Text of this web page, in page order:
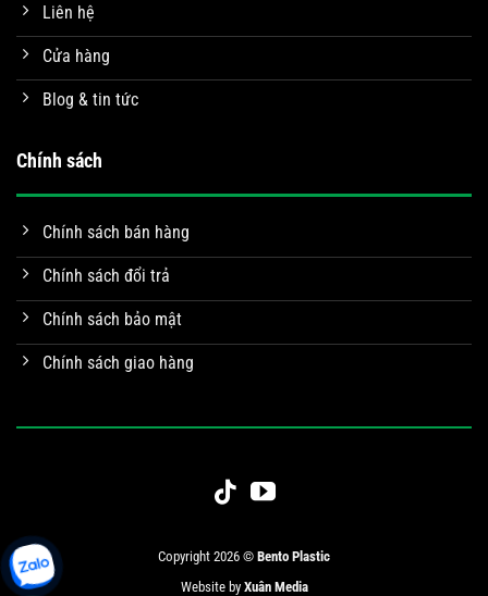
Liên hệ
Cửa hàng
Blog & tin tức
Chính sách
Chính sách bán hàng
Chính sách đổi trả
Chính sách bảo mật
Chính sách giao hàng
Copyright 2026 © Bento Plastic
Website by Xuân Media